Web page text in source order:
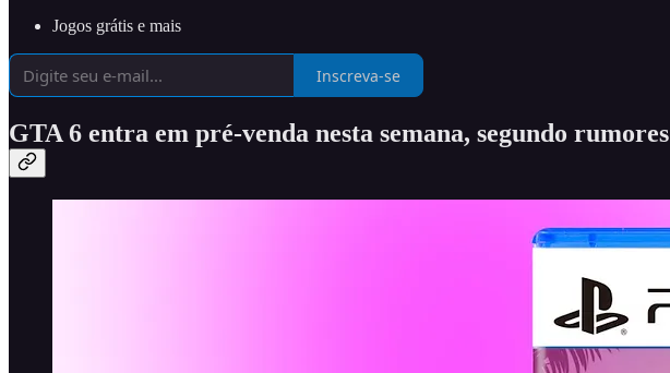
Jogos grátis e mais
Inscreva-se
GTA 6 entra em pré-venda nesta semana, segundo rumores